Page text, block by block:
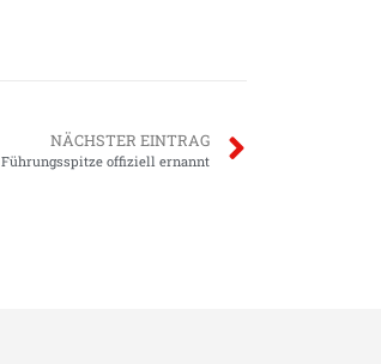
NÄCHSTER EINTRAG
Führungsspitze offiziell ernannt